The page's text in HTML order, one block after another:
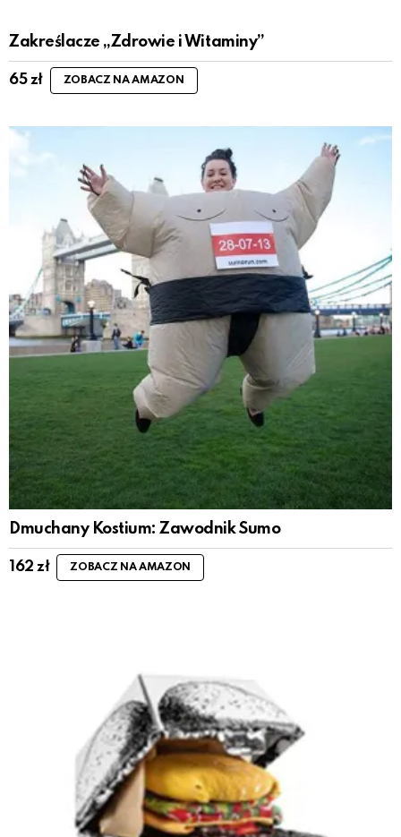
Zakreślacze „Zdrowie i Witaminy”
65zł ZOBACZ NA AMAZON
Dmuchany Kostium: Zawodnik Sumo
162zł ZOBACZ NA AMAZON